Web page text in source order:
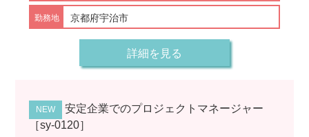
京都府宇治市
詳細を見る
安定企業でのプロジェクトマネージャー
［sy-0120］